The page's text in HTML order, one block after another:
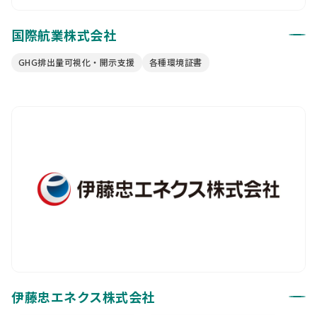
国際航業株式会社
GHG排出量可視化・開示支援 各種環境証書
伊藤忠エネクス株式会社